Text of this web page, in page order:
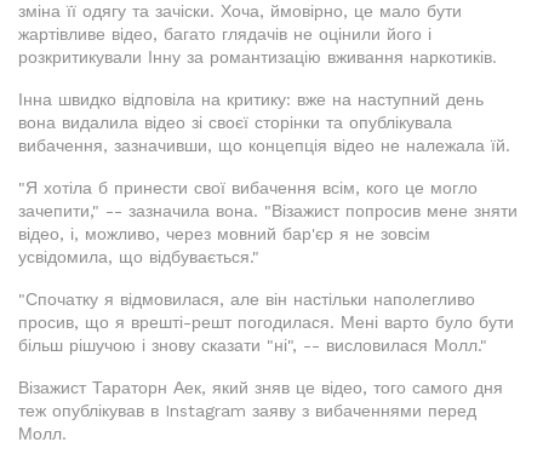
зміна її одягу та зачіски. Хоча, ймовірно, це мало бути
жартівливе відео, багато глядачів не оцінили його і
розкритикували Інну за романтизацію вживання наркотиків.
Інна швидко відповіла на критику: вже на наступний день
вона видалила відео зі своєї сторінки та опублікувала
вибачення, зазначивши, що концепція відео не належала їй.
"Я хотіла б принести свої вибачення всім, кого це могло
зачепити," -- зазначила вона. "Візажист попросив мене зняти
відео, і, можливо, через мовний бар'єр я не зовсім
усвідомила, що відбувається."
"Спочатку я відмовилася, але він настільки наполегливо
просив, що я врешті-решт погодилася. Мені варто було бути
більш рішучою і знову сказати "ні", -- висловилася Молл."
Візажист Тараторн Аек, який зняв це відео, того самого дня
теж опублікував в Instagram заяву з вибаченнями перед
Молл.